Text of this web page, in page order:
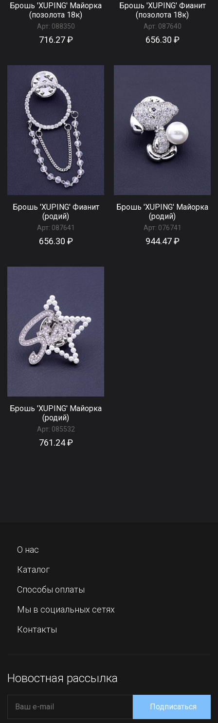
Брошь 'XUPING' Майорка
(позолота 18к)
Арт: 088350
716.27 ₽
Брошь 'XUPING' Фианит
(позолота 18к)
Арт: 087640
656.30 ₽
Брошь 'XUPING' Фианит
(родий)
Арт: 087641
656.30 ₽
Брошь 'XUPING' Майорка
(родий)
Арт: 076741
944.47 ₽
Брошь 'XUPING' Майорка
(родий)
Арт: 085532
761.24 ₽
О нас
Каталог
Способы оплаты
Мы в социальных сетях
Контакты
Новостная рассылка
Подписаться